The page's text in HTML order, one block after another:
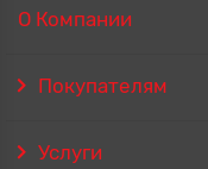
О Компании
Покупателям
Услуги